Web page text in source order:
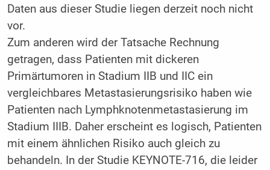
Daten aus dieser Studie liegen derzeit noch nicht
vor.
Zum anderen wird der Tatsache Rechnung
getragen, dass Patienten mit dickeren
Primärtumoren in Stadium IIB und IIC ein
vergleichbares Metastasierungsrisiko haben wie
Patienten nach Lymphknotenmetastasierung im
Stadium IIIB. Daher erscheint es logisch, Patienten
mit einem ähnlichen Risiko auch gleich zu
behandeln. In der Studie KEYNOTE-716, die leider